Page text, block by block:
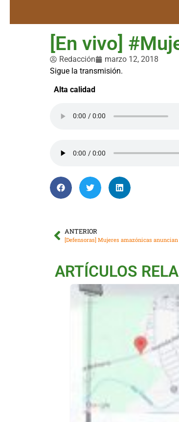
[En vivo]
Redacción
marzo 12, 2018
Sigue la transmisión.
Alta calidad
ANTERIOR
[Defensoras] Mujeres amazónicas
ARTÍCULOS